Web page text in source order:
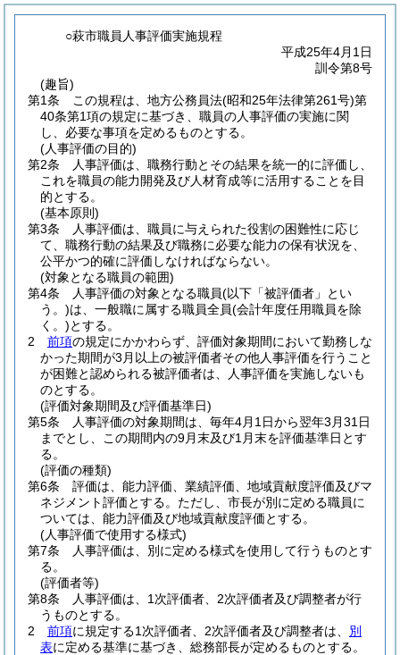
○萩市職員人事評価実施規程
平成25年4月1日
訓令第8号
(趣旨)
第1条
この規程は、地方公務員法(昭和25年法律第261号)第
40条第1項の規定に基づき、職員の人事評価の実施に関
し、必要な事項を定めるものとする。
(人事評価の目的)
第2条
人事評価は、職務行動とその結果を統一的に評価し、
これを職員の能力開発及び人材育成等に活用することを目
的とする。
(基本原則)
第3条
人事評価は、職員に与えられた役割の困難性に応じ
て、職務行動の結果及び職務に必要な能力の保有状況を、
公平かつ的確に評価しなければならない。
(対象となる職員の範囲)
第4条
人事評価の対象となる職員(以下「被評価者」とい
う。)は、一般職に属する職員全員(会計年度任用職員を除
く。)とする。
2
前項の規定にかかわらず、評価対象期間において勤務しな
かった期間が3月以上の被評価者その他人事評価を行うこと
が困難と認められる被評価者は、人事評価を実施しないも
のとする。
(評価対象期間及び評価基準日)
第5条
人事評価の対象期間は、毎年4月1日から翌年3月31日
までとし、この期間内の9月末及び1月末を評価基準日とす
る。
(評価の種類)
第6条
評価は、能力評価、業績評価、地域貢献度評価及びマ
ネジメント評価とする。 ただし、市長が別に定める職員に
ついては、能力評価及び地域貢献度評価とする。
(人事評価で使用する様式)
第7条
人事評価は、別に定める様式を使用して行うものとす
る。
(評価者等)
第8条
人事評価は、1次評価者、2次評価者及び調整者が行
うものとする。
2
前項に規定する1次評価者、2次評価者及び調整者は、 別
表に定める基準に基づき、総務部長が定めるものとする。